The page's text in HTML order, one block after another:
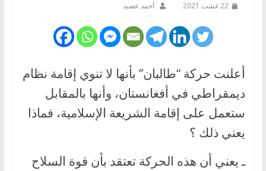
22 غشت 2021 أحمد عصيد
أعلنت حركة “طالبان” بأنها لا تنوي إقامة نظام
ديمقراطي في أفغانستان، وأنها بالمقابل
ستعمل على إقامة الشريعة الإسلامية، فماذا
يعني ذلك ؟
ـ يعني أن هذه الحركة تعتقد بأن قوة السلاح